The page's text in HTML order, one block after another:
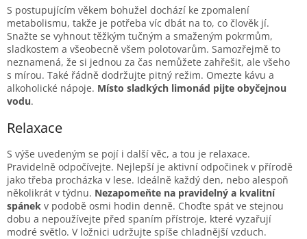
S postupujícím věkem bohužel dochází ke zpomalení
metabolismu, takže je potřeba víc dbát na to, co člověk jí.
Snažte se vyhnout těžkým tučným a smaženým pokrmům,
sladkostem a všeobecně všem polotovarům. Samozřejmě to
neznamená, že si jednou za čas nemůžete zahřešit, ale všeho
s mírou. Také řádně dodržujte pitný režim. Omezte kávu a
alkoholické nápoje. Místo sladkých limonád pijte obyčejnou
vodu.
Relaxace
S výše uvedeným se pojí i další věc, a tou je relaxace.
Pravidelně odpočívejte. Nejlepší je aktivní odpočinek v přírodě
jako třeba procházka v lese. Ideálně každý den, nebo alespoň
několikrát v týdnu. Nezapomeňte na pravidelný a kvalitní
spánek v podobě osmi hodin denně. Choďte spát ve stejnou
dobu a nepoužívejte před spaním přístroje, které vyzařují
modré světlo. V ložnici udržujte spíše chladnější vzduch.